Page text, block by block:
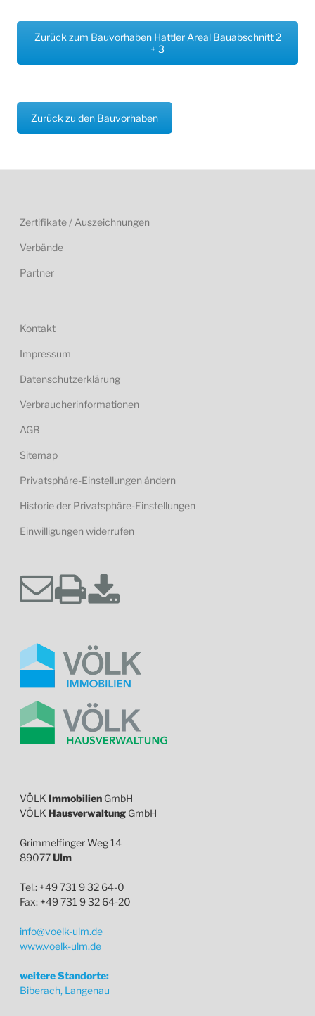
Zurück zum Bauvorhaben Hattler Areal Bauabschnitt 2
+ 3
Zurück zu den Bauvorhaben
Zertifikate / Auszeichnungen
Verbände
Partner
Kontakt
Impressum
Datenschutzerklärung
Verbraucherinformationen
AGB
Sitemap
Privatsphäre-Einstellungen ändern
Historie der Privatsphäre-Einstellungen
Einwilligungen widerrufen
VÖLK Immobilien GmbH
VÖLK Hausverwaltung GmbH
Grimmelfinger Weg 14
89077Ulm
Tel.: +49 731 9 32 64-0
Fax: +49 731 9 32 64-20
info@voelk-ulm.de
www.voelk-ulm.de
weitere Standorte:
Biberach, Langenau